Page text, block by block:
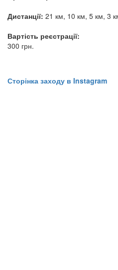
Дистанції: 21 км, 10 км, 5 км, 3
Вартість реєстрації:
300 грн.
​​​​​​​Сторінка заходу в Instagram